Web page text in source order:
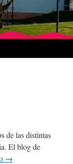
de las distintas
El blog de
→